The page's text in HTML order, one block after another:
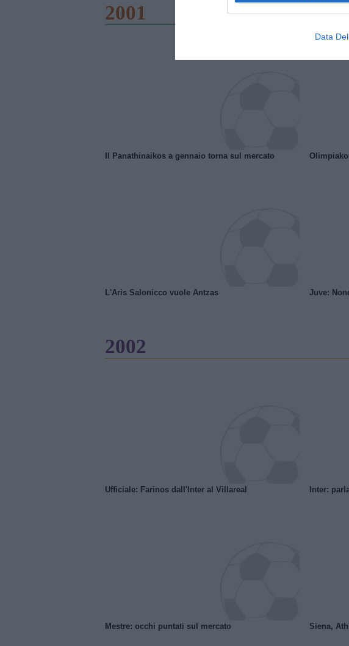
Data
2001
Il Panathinaikos a gennaio torna sul mercato
L'Aris Salonicco vuole Antzas Juve:
2002
Ufficiale: Farinos dall'Inter al Villareal Inter:
Mestre: occhi puntati sul mercato Siena,